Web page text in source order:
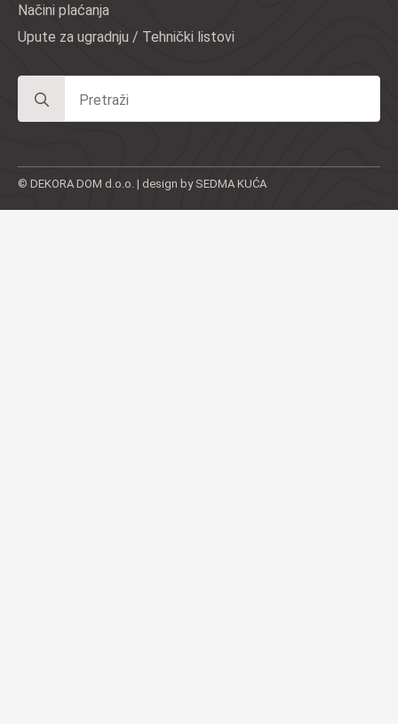
Načini plaćanja
Upute za ugradnju / Tehnički listovi
for:
© DEKORA DOM d.o.o. | design by SEDMA KUĆA